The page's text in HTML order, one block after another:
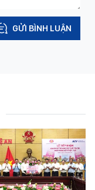
GỬI BÌNH LUẬN